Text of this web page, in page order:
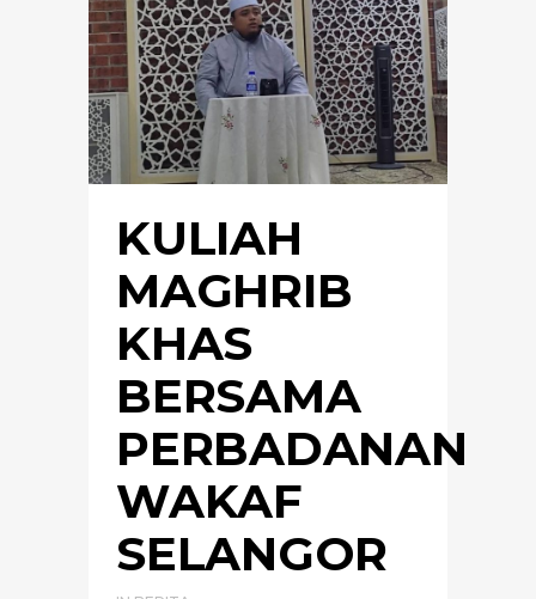
KULIAH
MAGHRIB
KHAS
BERSAMA
PERBADANAN
WAKAF
SELANGOR